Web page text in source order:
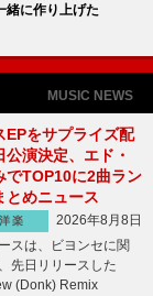
緒に作り上げた
MUSIC NEWS
EPをサプライズ配
演決定、エド・
でTOP10に2曲ラン
とめニュース
洋楽
2026年8月8日
スは、ビヨンセに関
先日リリースした
(Donk) Remix